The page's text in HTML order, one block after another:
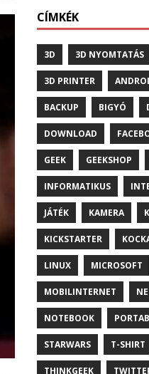
CÍMKÉK
3D 3D NYOMTATÁS
3D PRINTER
BACKUP BIGYÓ
DOWNLOAD
GEEK GEEKSHOP
INFORMATIKUS
JÁTÉK KAMERA
KICKSTARTER
LINUX MICROSOFT
MOBILINTERNET
NOTEBOOK
STARWARS T-SHIRT
THINKGEEK